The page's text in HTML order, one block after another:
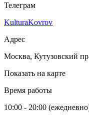
Телеграм
KulturaKovrov
Адрес
Москва, Кутузовский
Показать на карте
Время работы
10:00 - 20:00